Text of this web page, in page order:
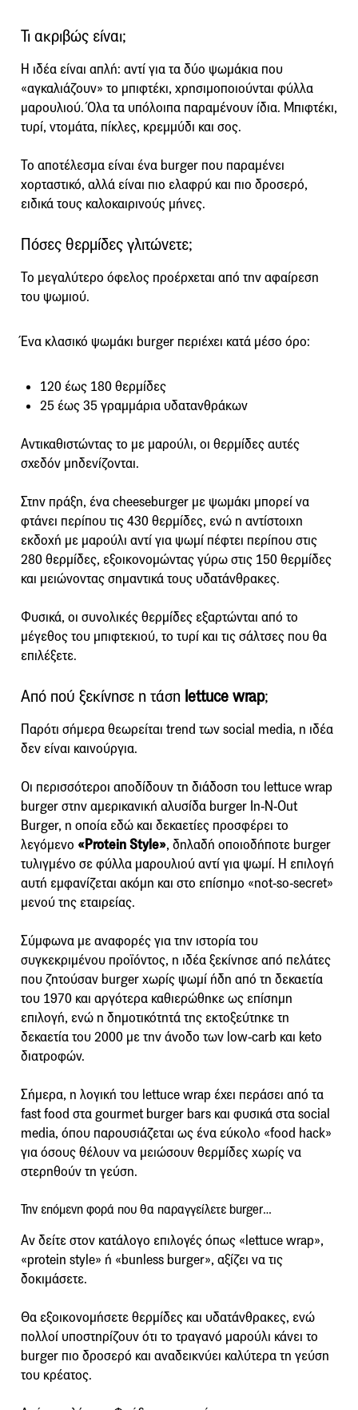
Τι ακριβώς είναι;
Η ιδέα είναι απλή: αντί για τα δύο ψωμάκια που
«αγκαλιάζουν» το μπιφτέκι, χρησιμοποιούνται φύλλα
μαρουλιού. Όλα τα υπόλοιπα παραμένουν ίδια. Μπιφτέκι,
τυρί, ντομάτα, πίκλες, κρεμμύδι και σος.
Το αποτέλεσμα είναι ένα burger που παραμένει
χορταστικό, αλλά είναι πιο ελαφρύ και πιο δροσερό,
ειδικά τους καλοκαιρινούς μήνες.
Πόσες θερμίδες γλιτώνετε;
Το μεγαλύτερο όφελος προέρχεται από την αφαίρεση
του ψωμιού.
Ένα κλασικό ψωμάκι burger περιέχει κατά μέσο όρο:
120 έως 180 θερμίδες
25 έως 35 γραμμάρια υδατανθράκων
Αντικαθιστώντας το με μαρούλι, οι θερμίδες αυτές
σχεδόν μηδενίζονται.
Στην πράξη, ένα cheeseburger με ψωμάκι μπορεί να
φτάνει περίπου τις 430 θερμίδες, ενώ η αντίστοιχη
εκδοχή με μαρούλι αντί για ψωμί πέφτει περίπου στις
280 θερμίδες, εξοικονομώντας γύρω στις 150 θερμίδες
και μειώνοντας σημαντικά τους υδατάνθρακες.
Φυσικά, οι συνολικές θερμίδες εξαρτώνται από το
μέγεθος του μπιφτεκιού, το τυρί και τις σάλτσες που θα
επιλέξετε.
Από πού ξεκίνησε η τάση lettuce wrap;
Παρότι σήμερα θεωρείται trend των social media, η ιδέα
δεν είναι καινούργια.
Οι περισσότεροι αποδίδουν τη διάδοση του lettuce wrap
burger στην αμερικανική αλυσίδα burger In-N-Out
Burger, η οποία εδώ και δεκαετίες προσφέρει το
λεγόμενο «Protein Style», δηλαδή οποιοδήποτε burger
τυλιγμένο σε φύλλα μαρουλιού αντί για ψωμί. Η επιλογή
αυτή εμφανίζεται ακόμη και στο επίσημο «not-so-secret»
μενού της εταιρείας.
Σύμφωνα με αναφορές για την ιστορία του
συγκεκριμένου προϊόντος, η ιδέα ξεκίνησε από πελάτες
που ζητούσαν burger χωρίς ψωμί ήδη από τη δεκαετία
του 1970 και αργότερα καθιερώθηκε ως επίσημη
επιλογή, ενώ η δημοτικότητά της εκτοξεύτηκε τη
δεκαετία του 2000 με την άνοδο των low-carb και keto
διατροφών.
Σήμερα, η λογική του lettuce wrap έχει περάσει από τα
fast food στα gourmet burger bars και φυσικά στα social
media, όπου παρουσιάζεται ως ένα εύκολο «food hack»
για όσους θέλουν να μειώσουν θερμίδες χωρίς να
στερηθούν τη γεύση.
Την επόμενη φορά που θα παραγγείλετε burger…
Αν δείτε στον κατάλογο επιλογές όπως «lettuce wrap»,
«protein style» ή «bunless burger», αξίζει να τις
δοκιμάσετε.
Θα εξοικονομήσετε θερμίδες και υδατάνθρακες, ενώ
πολλοί υποστηρίζουν ότι το τραγανό μαρούλι κάνει το
burger πιο δροσερό και αναδεικνύει καλύτερα τη γεύση
του κρέατος.